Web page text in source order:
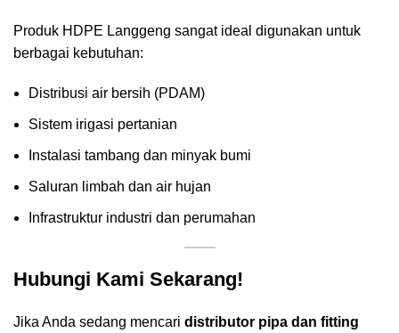
Produk HDPE Langgeng sangat ideal digunakan untuk
berbagai kebutuhan:
Distribusi air bersih (PDAM)
Sistem irigasi pertanian
Instalasi tambang dan minyak bumi
Saluran limbah dan air hujan
Infrastruktur industri dan perumahan
Hubungi Kami Sekarang!
Jika Anda sedang mencari distributor pipa dan fitting